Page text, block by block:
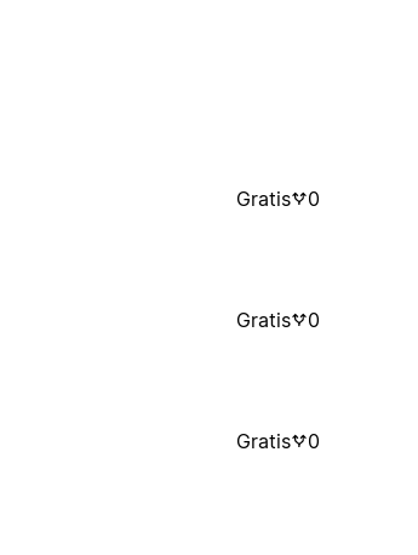
Gratis 0
Gratis 0
Gratis 0